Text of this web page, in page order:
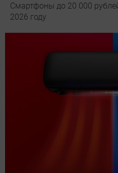
Смартфоны до 20 000
2026 году